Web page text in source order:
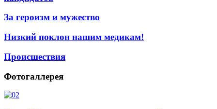
За героизм и мужество
Низкий поклон нашим медикам!
Происшествия
Фотогаллерея